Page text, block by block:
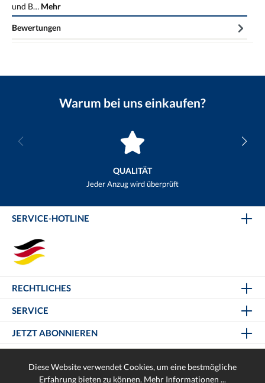
und B… Mehr
Bewertungen
Warum bei uns einkaufen?
QUALITÄT
Jeder Anzug wird überprüft
SERVICE-HOTLINE
RECHTLICHES
SERVICE
JETZT ABONNIEREN
Diese Website verwendet Cookies, um eine bestmögliche
Erfahrung bieten zu können. Mehr Informationen ...